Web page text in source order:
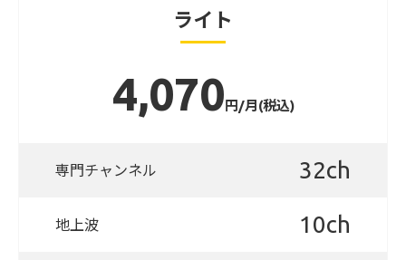
ライト
4,070 円/月(税込)
専門チャンネル 32ch
地上波 10ch